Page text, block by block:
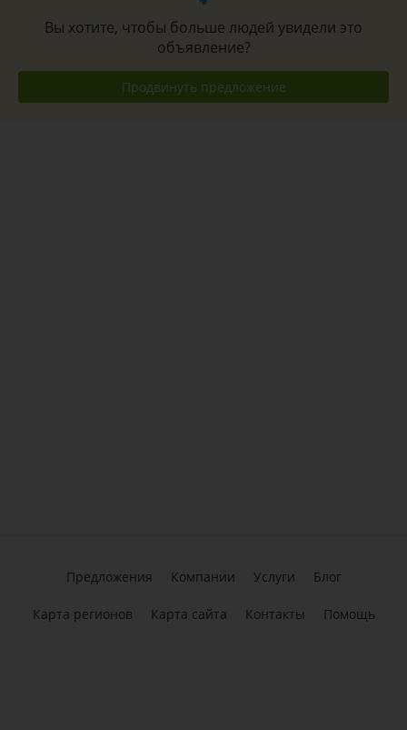
Вы хотите, чтобы больше людей увидели это
объявление?
Продвинуть предложение
Предложения Компании Услуги Блог
Карта регионов Карта сайта Контакты Помощь